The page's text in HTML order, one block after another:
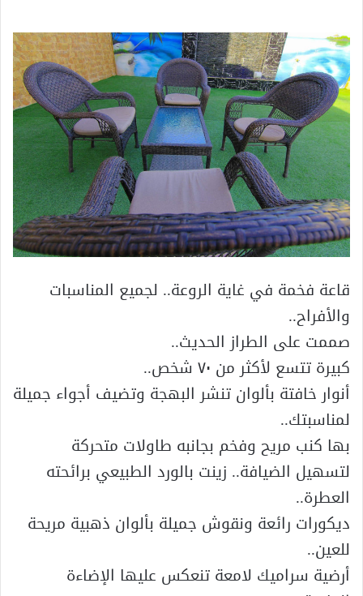
قاعة فخمة في غاية الروعة.. لجميع المناسبات
والأفراح..
صممت على الطراز الحديث..
كبيرة تتسع لأكثر من ٧٠ شخص..
أنوار خافتة بألوان تنشر البهجة وتضيف أجواء جميلة
لمناسبتك..
بها كنب مريح وفخم بجانبه طاولات متحركة
لتسهيل الضيافة.. زينت بالورد الطبيعي برائحته
العطرة..
ديكورات رائعة ونقوش جميلة بألوان ذهبية مريحة
للعين..
أرضية سراميك لامعة تنعكس عليها الإضاءة